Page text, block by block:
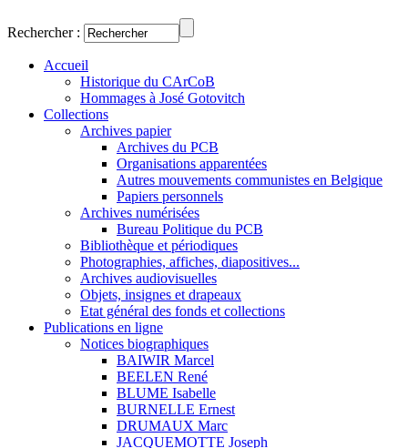
Rechercher :
Accueil
Historique du CArCoB
Hommages à José Gotovitch
Collections
Archives papier
Archives du PCB
Organisations apparentées
Autres mouvements communistes en Belgique
Papiers personnels
Archives numérisées
Bureau Politique du PCB
Bibliothèque et périodiques
Photographies, affiches, diapositives...
Archives audiovisuelles
Objets, insignes et drapeaux
Etat général des fonds et collections
Publications en ligne
Notices biographiques
BAIWIR Marcel
BEELEN René
BLUME Isabelle
BURNELLE Ernest
DRUMAUX Marc
JACQUEMOTTE Joseph